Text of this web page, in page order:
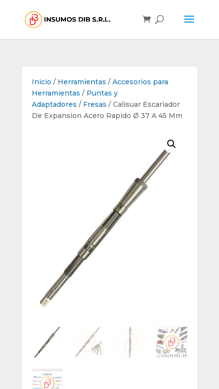
Inicio / Herramientas / Accesorios para
Herramientas / Puntas y
Adaptadores / Fresas / Calisuar Escariador
De Expansion Acero Rapido Ø 37 A 45 Mm